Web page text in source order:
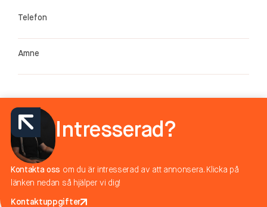
Jag accepterar villkoren enligtintegritetspolicy
Intresserad?
Kontakta oss om du är intresserad av att annonsera. Klicka på
länken nedan så hjälper vi dig!
Kontaktuppgifter